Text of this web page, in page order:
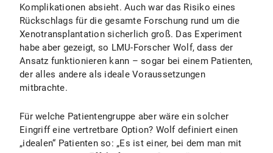
Komplikationen absieht. Auch war das Risiko eines
Rückschlags für die gesamte Forschung rund um die
Xenotransplantation sicherlich groß. Das Experiment
habe aber gezeigt, so LMU-Forscher Wolf, dass der
Ansatz funktionieren kann – sogar bei einem Patienten,
der alles andere als ideale Voraussetzungen
mitbrachte.
Für welche Patientengruppe aber wäre ein solcher
Eingriff eine vertretbare Option? Wolf definiert einen
„idealen“ Patienten so: „Es ist einer, bei dem man mit